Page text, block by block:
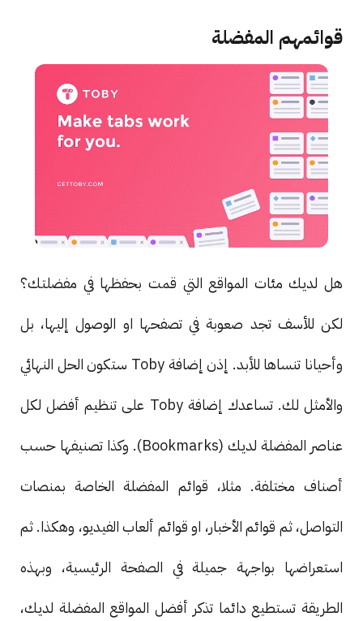
قوائمهم المفضلة
هل لديك مئات المواقع التي قمت بحفظها في مفضلتك؟
لكن للأسف تجد صعوبة في تصفحها او الوصول إليها، بل
وأحيانا تنساها للأبد. إذن إضافة Toby ستكون الحل النهائي
والأمثل لك. تساعدك إضافة Toby على تنظيم أفضل لكل
عناصر المفضلة لديك (Bookmarks). وكذا تصنيفها حسب
أصناف مختلفة. مثلا، قوائم المفضلة الخاصة بمنصات
التواصل، ثم قوائم الأخبار، او قوائم ألعاب الفيديو، وهكذا. ثم
استعراضها بواجهة جميلة في الصفحة الرئيسية، وبهذه
الطريقة تستطيع دائما تذكر أفضل المواقع المفضلة لديك،